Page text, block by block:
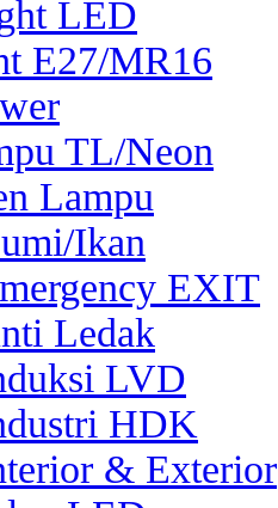
LED
E27/MR16
TL/Neon
Lampu
Ikan
EXIT
Ledak
LVD
HDK
& Exterior